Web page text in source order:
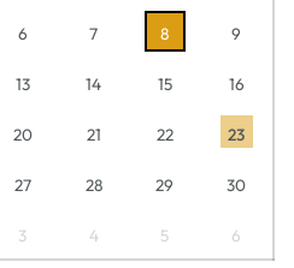
6 7 8 9
13 14 15 16
20 21 22 23
27 28 29 30
3 4 5 6